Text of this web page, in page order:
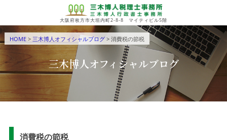
大阪府枚方市大垣内町2-8-8 マイティビル5階
HOME> 三木博人オフィシャルブログ> 消費税の節税
三木博人オフィシャルブログ
消費税の節税